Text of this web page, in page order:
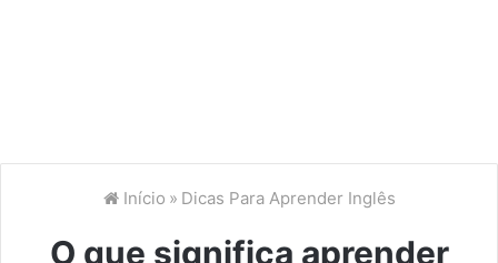
Início » Dicas Para Aprender Inglês
O que significa aprender